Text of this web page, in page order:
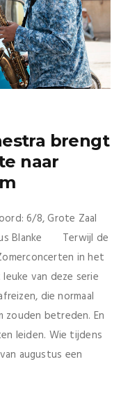
brengt
naar
6/8, Grote Zaal
Blanke Terwijl de
in het
van deze serie
die normaal
betreden. En
leiden. Wie tijdens
augustus een